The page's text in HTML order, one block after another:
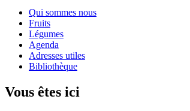
Qui sommes nous
Fruits
Légumes
Agenda
Adresses utiles
Bibliothèque
Vous êtes ici